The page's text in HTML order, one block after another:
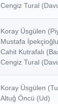
Cengiz Tural
Koray Üsgülen
Mustafa
Cahit Kutrafalı
Cengiz Tural
Koray Üsgülen
Altuğ Öncü (Ud)